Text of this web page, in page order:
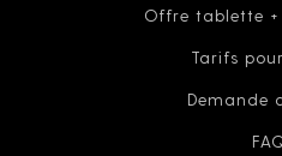
Offre tablette +
Tarifs
Demande